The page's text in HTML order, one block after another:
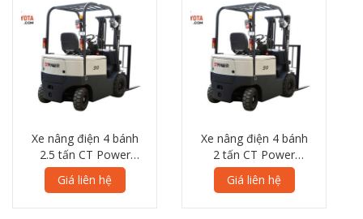
Xe nâng điện 4 bánh
2.5 tấn CT Power
FB25 7L Series
Giá liên hệ
Xe nâng điện 4 bánh
2 tấn CT Power
FB20 7L Series
Giá liên hệ